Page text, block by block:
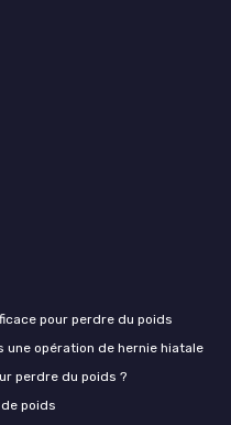
pour perdre du poids
opération de hernie hiatale
perdre du poids ?
poids